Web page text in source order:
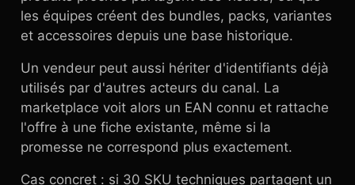
les équipes créent des bundles, packs, variantes
et accessoires depuis une base historique.
Un vendeur peut aussi hériter d'identifiants déjà
utilisés par d'autres acteurs du canal. La
marketplace voit alors un EAN connu et rattache
l'offre à une fiche existante, même si la
promesse ne correspond plus exactement.
Cas concret : si 30 SKU techniques partagent un